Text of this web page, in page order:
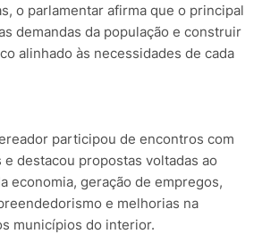
o parlamentar afirma que o principal
demandas da população e construir
alinhado às necessidades de cada
participou de encontros com
e destacou propostas voltadas ao
economia, geração de empregos,
e melhorias na
municípios do interior.